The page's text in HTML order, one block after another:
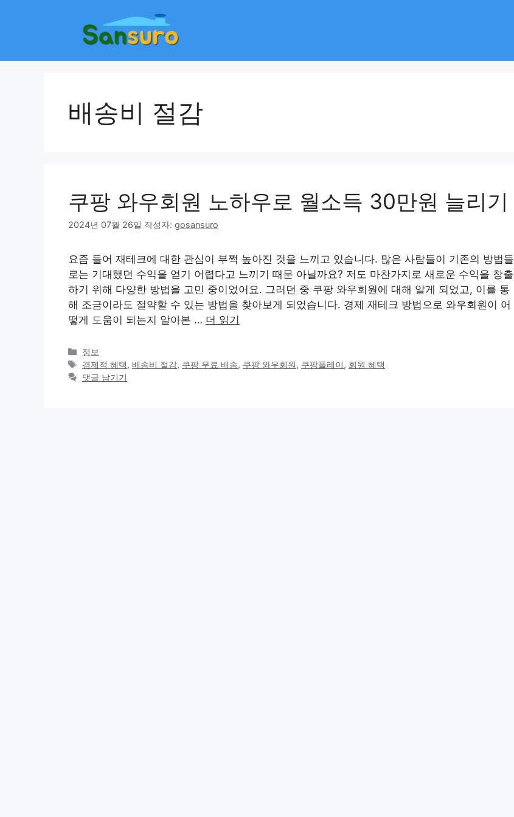
배송비 절감
쿠팡 와우회원 노하우로 월소득 30만원 늘리기
2024년 07월 26일 작성자: gosansuro
요즘 들어 재테크에 대한 관심이 부쩍 높아진 것을 느끼고 있습니다. 많은 사람들이 기존의 방법들
로는 기대했던 수익을 얻기 어렵다고 느끼기 때문 아닐까요? 저도 마찬가지로 새로운 수익을 창출
하기 위해 다양한 방법을 고민 중이었어요. 그러던 중 쿠팡 와우회원에 대해 알게 되었고, 이를 통
해 조금이라도 절약할 수 있는 방법을 찾아보게 되었습니다. 경제 재테크 방법으로 와우회원이 어
떻게 도움이 되는지 알아본 … 더 읽기
카
테
고
정보
태
그
경제적 혜택,배송비 절감, 쿠팡 무료 배송, 쿠팡 와우회원, 쿠팡플레이, 회원 혜택
댓글 남기기